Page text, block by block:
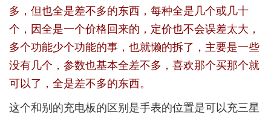
多，但也全是差不多的东西，每种全是几个或几十
个，因全是一个价格回来的，定价也不会误差太大，
多个功能少个功能的事，也就懒的拆了，主要是一些
没有几个，参数也基本全差不多，喜欢那个买那个就
可以了，全是差不多的东西。
这个和别的充电板的区别是手表的位置是可以充三星